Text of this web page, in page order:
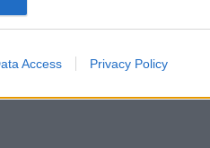
Access Privacy Policy
citromlevet (és ha szeretnéd,